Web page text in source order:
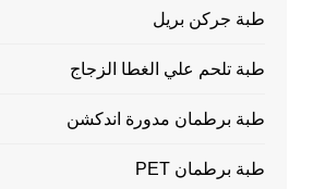
طبة جركن بريل
طبة تلحم علي الغطا الزجاج
طبة برطمان مدورة اندكشن
طبة برطمان PET